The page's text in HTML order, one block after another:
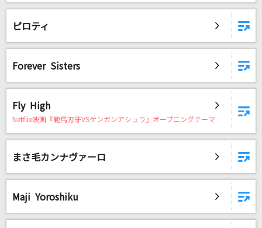
ピロティ
Forever Sisters
Fly High
Netflix映画『範馬刃牙VSケンガンアシュラ』オープニングテーマ
まさ毛カンナヴァーロ
Maji Yoroshiku